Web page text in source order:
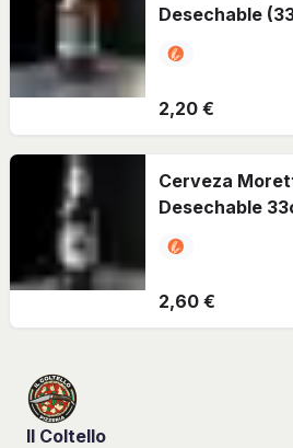
Desechable
2,20 €
Cerveza
Desechable
2,60 €
Il Coltello